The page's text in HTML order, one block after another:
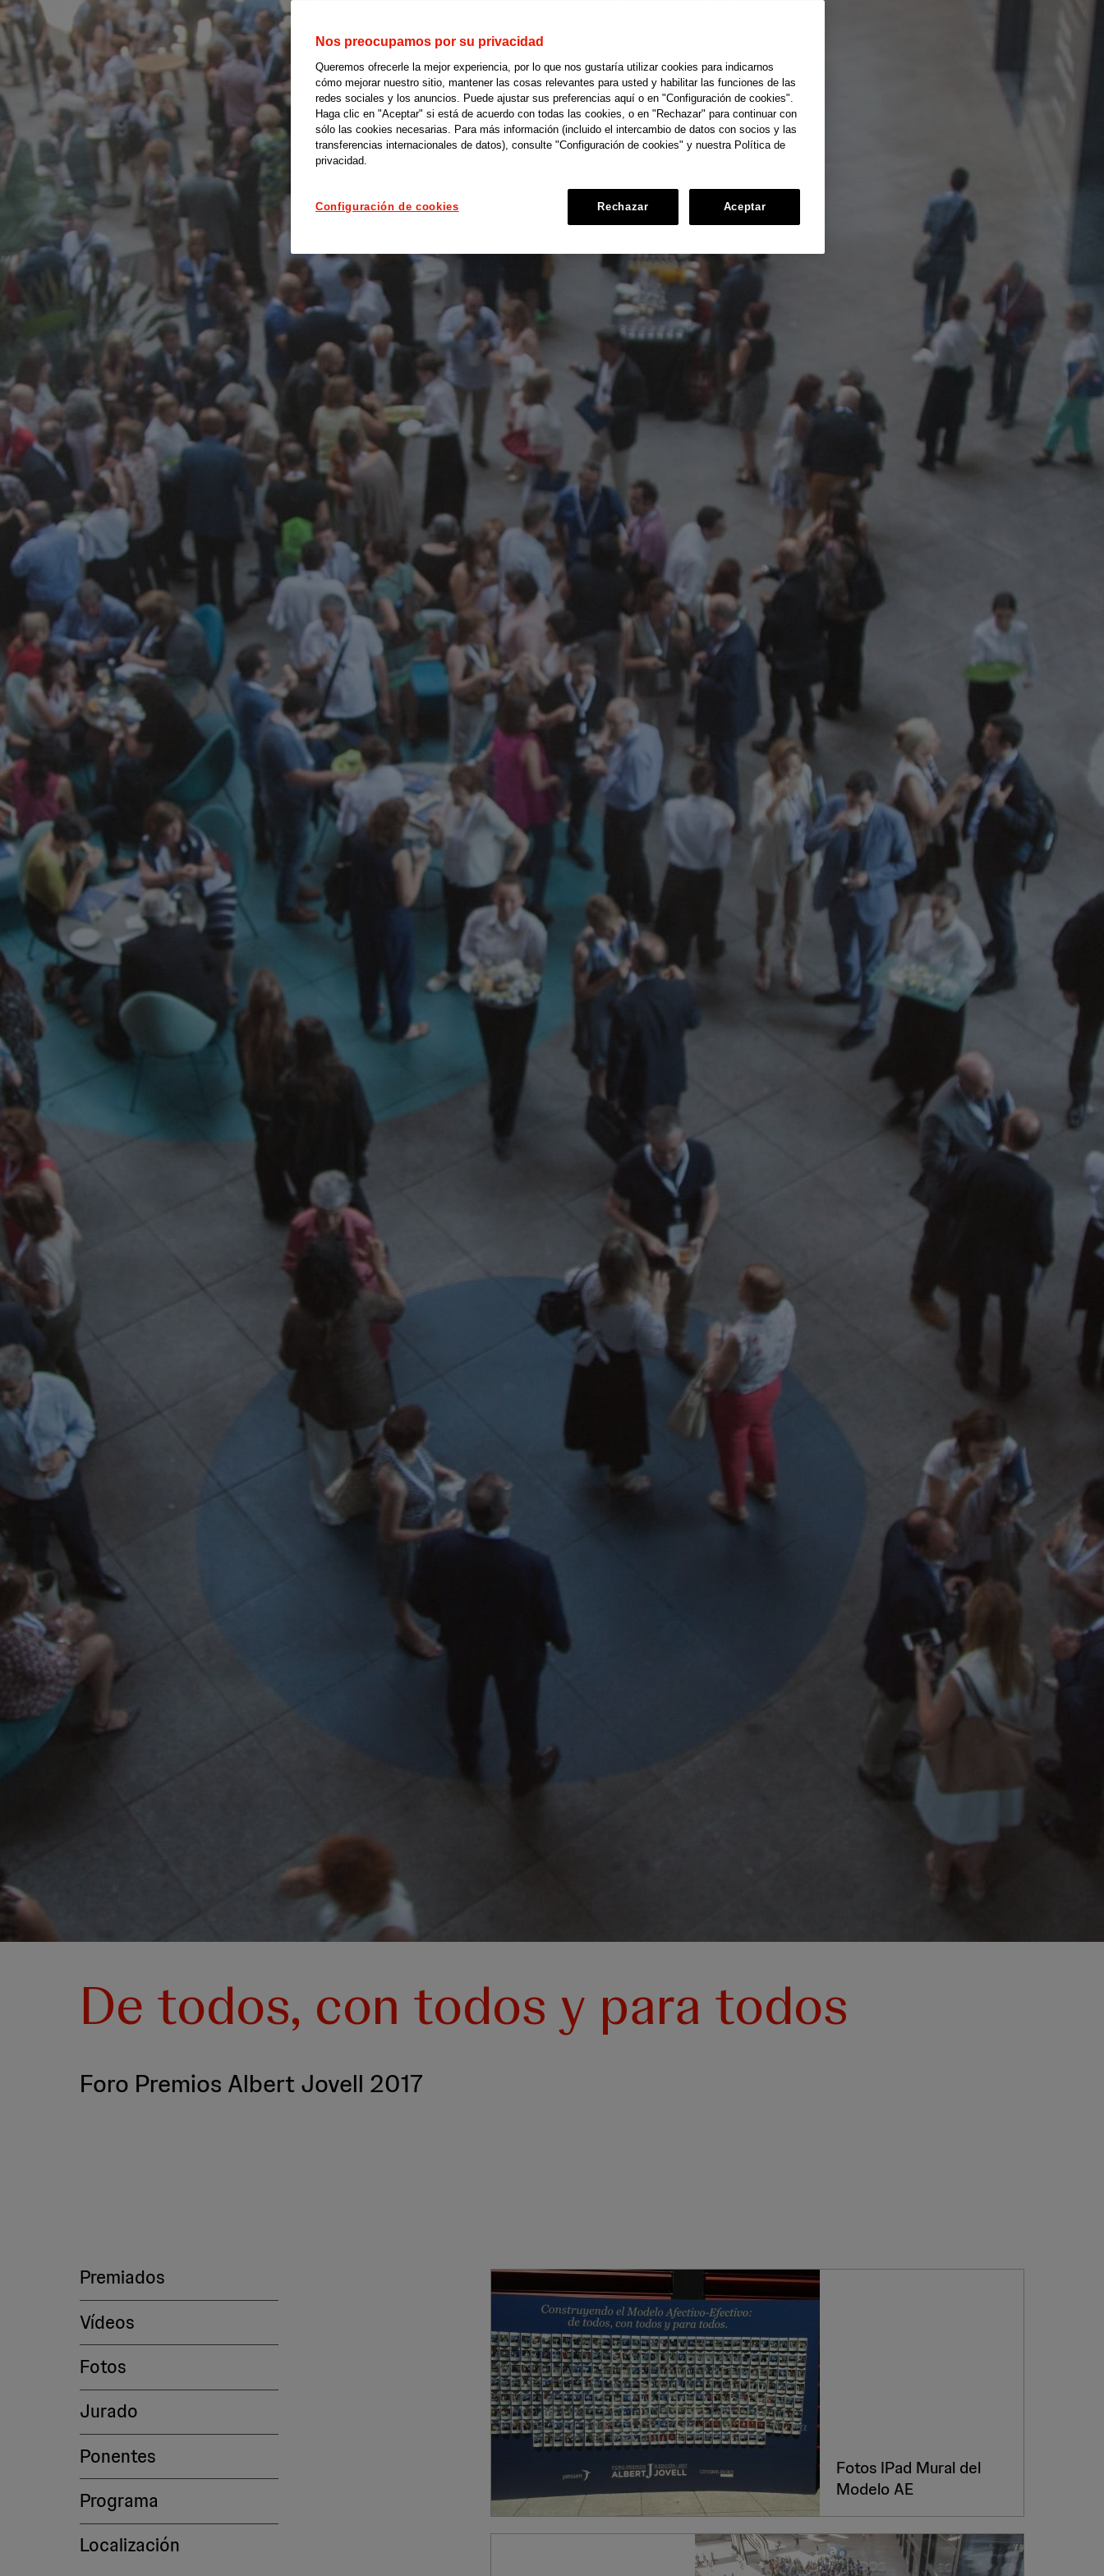
De todos, con todos y para todos
Foro Premios Albert Jovell 2017
Premiados
Vídeos
Fotos
Jurado
Ponentes
Programa
Localización
Fotos IPad Mural del
Modelo AE
Nos preocupamos por su privacidad
Queremos ofrecerle la mejor experiencia, por lo que nos gustaría utilizar cookies para indicarnos
cómo mejorar nuestro sitio, mantener las cosas relevantes para usted y habilitar las funciones de las
redes sociales y los anuncios. Puede ajustar sus preferencias aquí o en "Configuración de cookies".
Haga clic en "Aceptar" si está de acuerdo con todas las cookies, o en "Rechazar" para continuar con
sólo las cookies necesarias. Para más información (incluido el intercambio de datos con socios y las
transferencias internacionales de datos), consulte "Configuración de cookies" y nuestra Política de
privacidad.
Configuración de cookies Rechazar Aceptar